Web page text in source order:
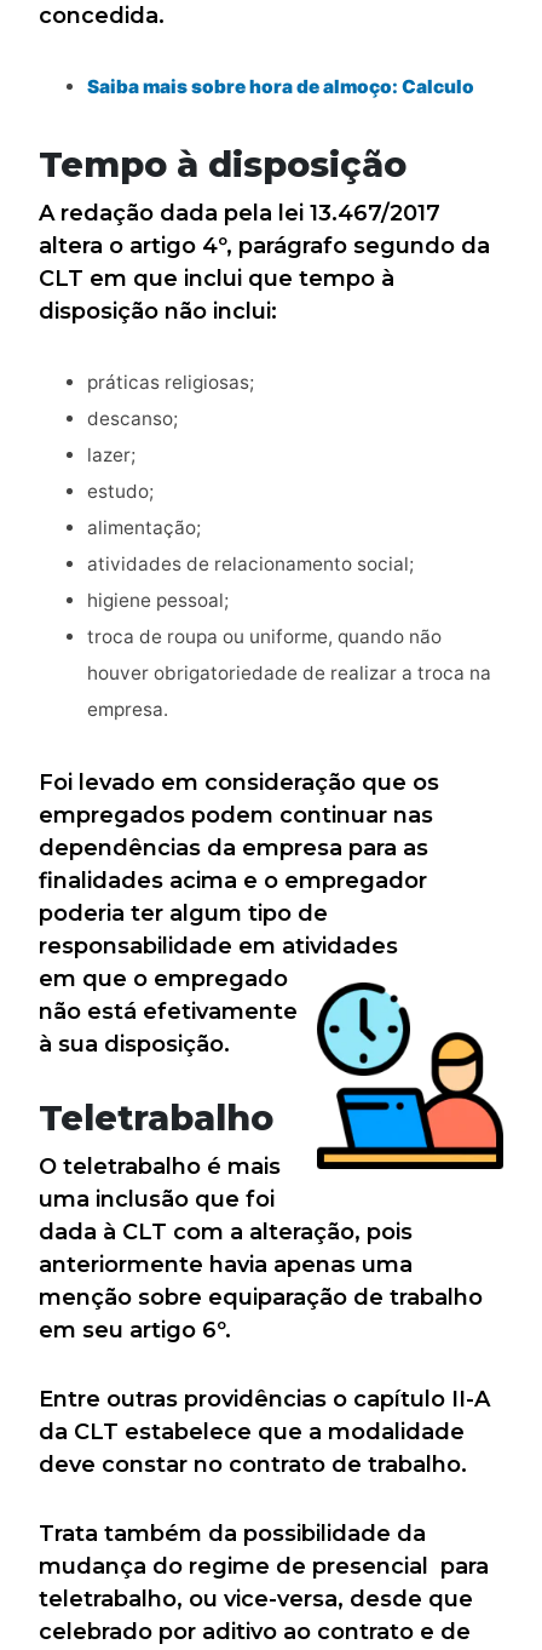
concedida.
Saiba mais sobre hora de almoço: Calculo
Tempo à disposição
A redação dada pela lei 13.467/2017
altera o artigo 4º, parágrafo segundo da
CLT em que inclui que tempo à
disposição não inclui:
práticas religiosas;
descanso;
lazer;
estudo;
alimentação;
atividades de relacionamento social;
higiene pessoal;
troca de roupa ou uniforme, quando não
houver obrigatoriedade de realizar a troca na
empresa.
Foi levado em consideração que os
empregados podem continuar nas
dependências da empresa para as
finalidades acima e o empregador
poderia ter algum tipo de
responsabilidade em atividades
em que o empregado
não está efetivamente
à sua disposição.
Teletrabalho
O teletrabalho é mais
uma inclusão que foi
dada à CLT com a alteração, pois
anteriormente havia apenas uma
menção sobre equiparação de trabalho
em seu artigo 6º.
Entre outras providências o capítulo II-A
da CLT estabelece que a modalidade
deve constar no contrato de trabalho.
Trata também da possibilidade da
mudança do regime de presencial para
teletrabalho, ou vice-versa, desde que
celebrado por aditivo ao contrato e de